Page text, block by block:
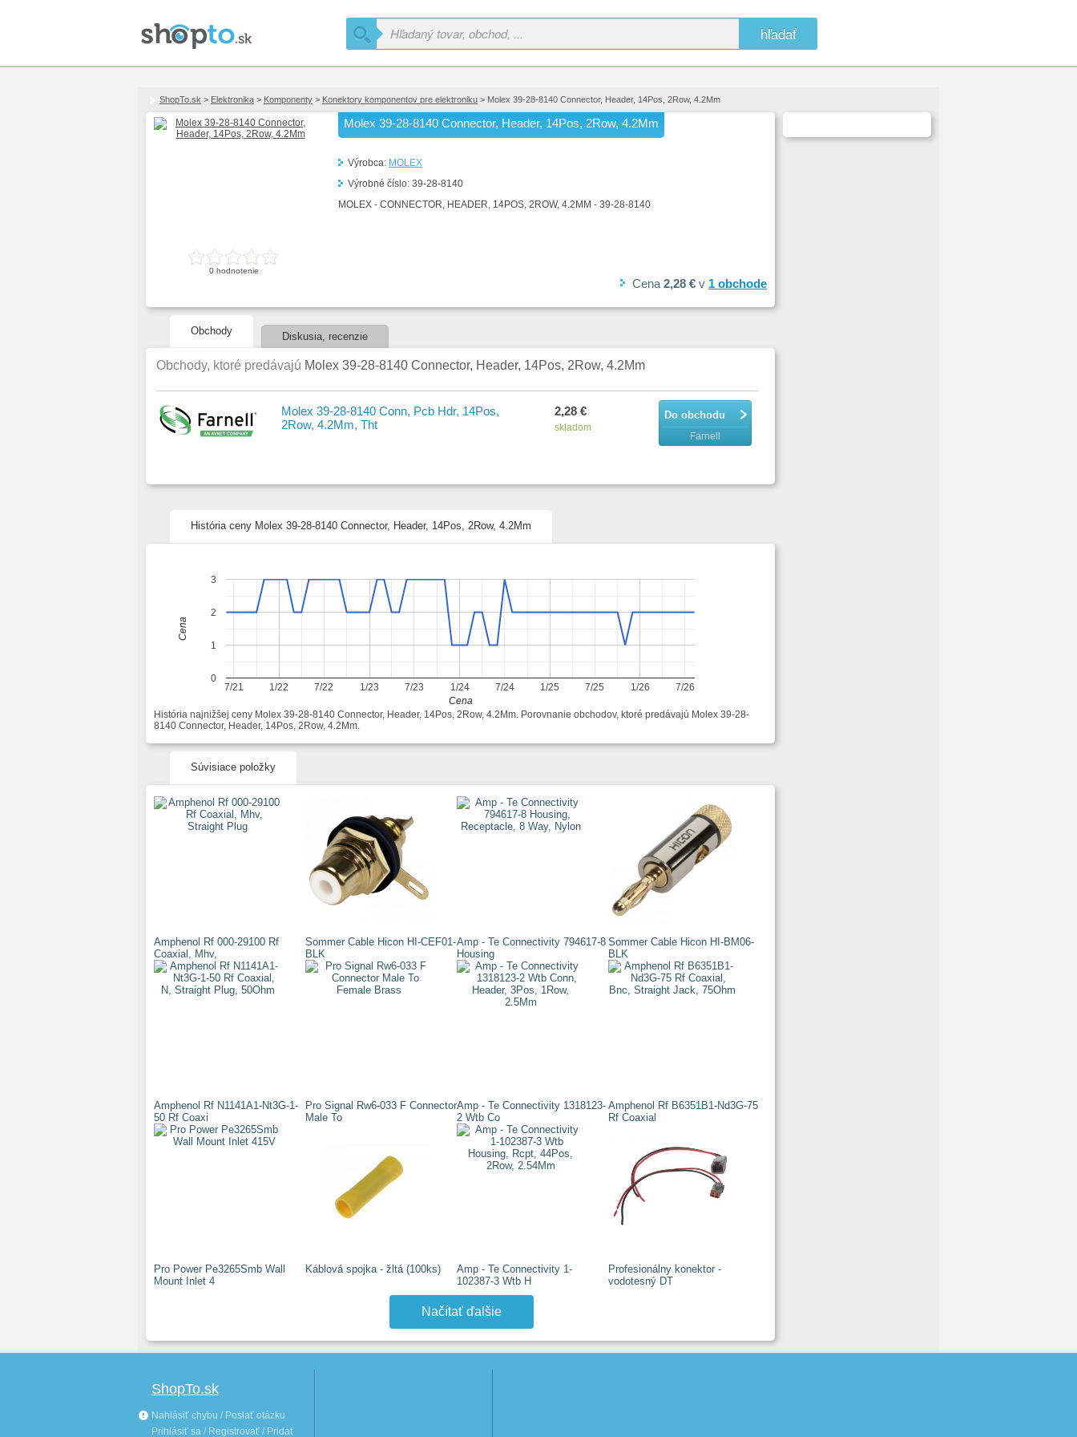
hľadať
ShopTo.sk > Elektronika > Komponenty > Konektory komponentov pre elektroniku > Molex 39-28-8140 Connector, Header, 14Pos, 2Row, 4.2Mm
Molex 39-28-8140 Connector, Header, 14Pos, 2Row, 4.2Mm
0hodnotenie
Výrobca: MOLEX
Výrobné číslo: 39-28-8140
MOLEX - CONNECTOR, HEADER, 14POS, 2ROW, 4.2MM - 39-28-8140
Cena 2,28 € v 1 obchode
Obchody Diskusia, recenzie
Obchody, ktoré predávajú Molex 39-28-8140 Connector, Header, 14Pos, 2Row, 4.2Mm
Molex 39-28-8140 Conn, Pcb Hdr, 14Pos,
2Row, 4.2Mm, Tht
Do obchodu
Farnell
2,28 €
skladom
História ceny Molex 39-28-8140 Connector, Header, 14Pos, 2Row, 4.2Mm
1/22 1/23 1/24 1/25 1/26
7/21 7/22 7/23 7/24 7/25 7/26
0
1
2
3
Cena
Cena
História najnižšej ceny Molex 39-28-8140 Connector, Header, 14Pos, 2Row, 4.2Mm. Porovnanie obchodov, ktoré predávajú Molex 39-28-
8140 Connector, Header, 14Pos, 2Row, 4.2Mm.
Súvisiace položky
Amphenol Rf 000-29100 Rf
Coaxial, Mhv,
Sommer Cable Hicon HI-CEF01-
BLK
Amp - Te Connectivity 794617-8
Housing
Sommer Cable Hicon HI-BM06-
BLK
Amphenol Rf N1141A1-Nt3G-1-
50 Rf Coaxi
Pro Signal Rw6-033 F Connector
Male To
Amp - Te Connectivity 1318123-
2 Wtb Co
Amphenol Rf B6351B1-Nd3G-75
Rf Coaxial
Pro Power Pe3265Smb Wall
Mount Inlet 4
Káblová spojka - žltá (100ks)
Amp - Te Connectivity 1-
102387-3 Wtb H
Profesionálny konektor -
vodotesný DT
Načítať ďalšie
ShopTo.sk
Nahlásiť chybu / Poslať otázku
Prihlásiť sa / Registrovať / Pridat